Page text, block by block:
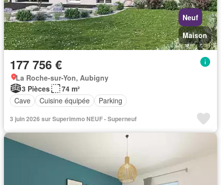
Neuf
Maison
177 756 €
La Roche-sur-Yon, Aubigny
3 Pièces
74 m²
Cave
Cuisine équipée Parking
3 juin 2026 sur Superimmo NEUF - Superneuf